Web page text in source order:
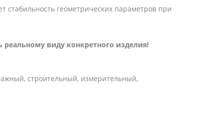
стабильность геометрических параметров при
виду конкретного изделия!
строительный, измерительный,